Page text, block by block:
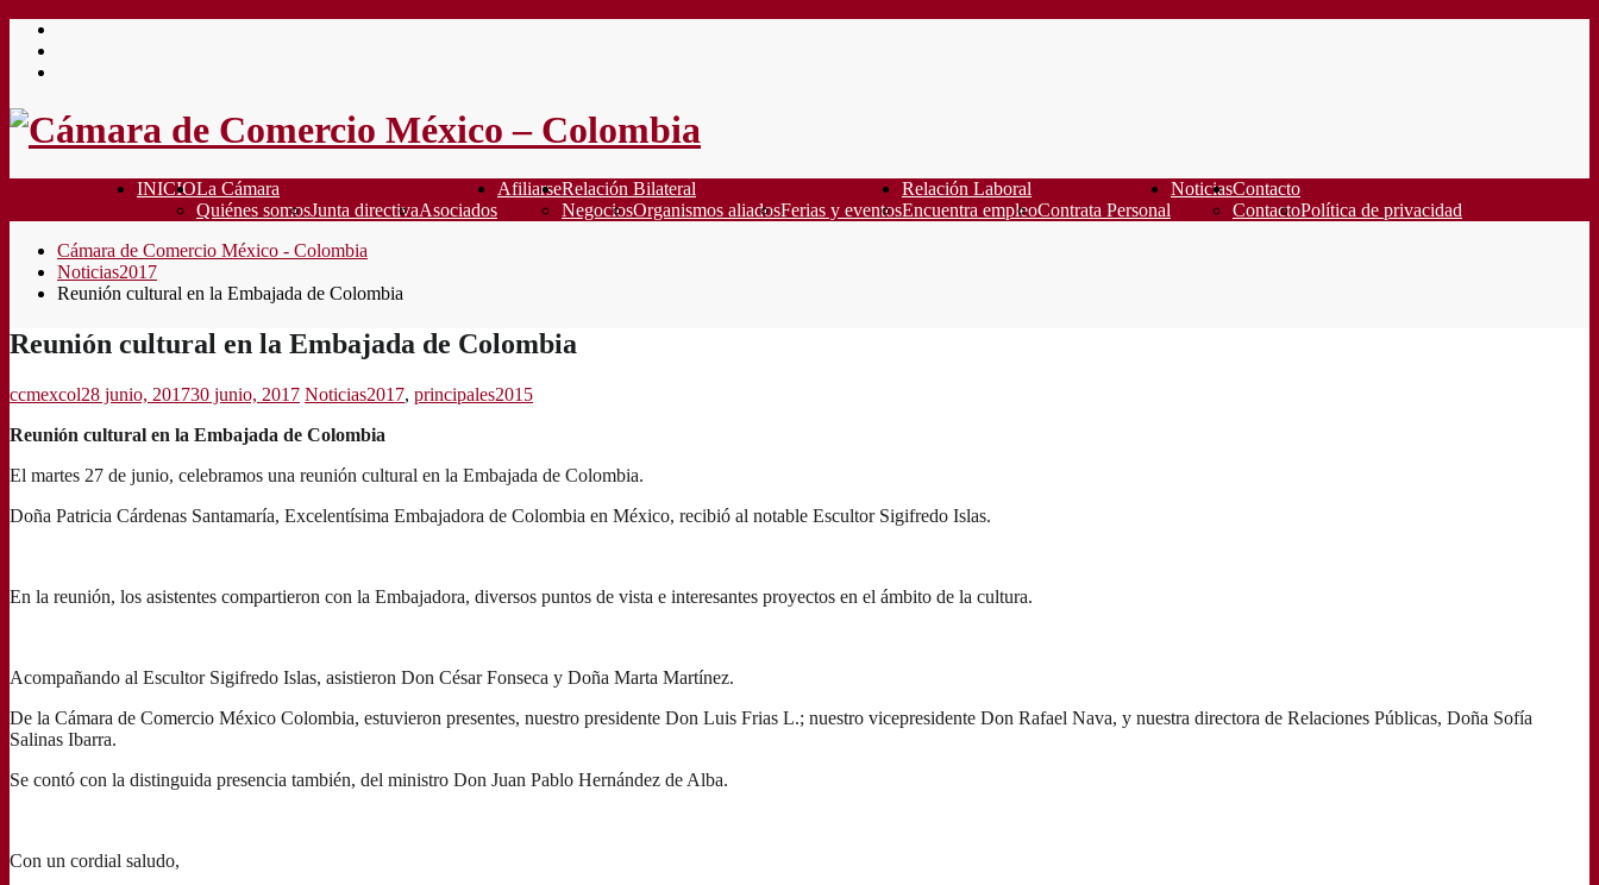
Saltar
contenido
INICIOLa Cámara
Quiénes somosJunta directivaAsociados
AfiliarseRelación Bilateral
NegociosOrganismos aliadosFerias y eventos
Relación Laboral
Encuentra empleoContrata Personal
NoticiasContacto
ContactoPolítica de privacidad
Cámara de Comercio México - Colombia
Noticias2017
Reunión cultural en la Embajada de Colombia
Reunión cultural en la Embajada de Colombia
ccmexcol28 junio, 201730 junio, 2017 Noticias2017, principales2015
Reunión cultural en la Embajada de Colombia
El martes 27 de junio, celebramos una reunión cultural en la Embajada de Colombia.
Doña Patricia Cárdenas Santamaría, Excelentísima Embajadora de Colombia en México, recibió al notable Escultor Sigifredo Islas.
En la reunión, los asistentes compartieron con la Embajadora, diversos puntos de vista e interesantes proyectos en el ámbito de la cultura.
Acompañando al Escultor Sigifredo Islas, asistieron Don César Fonseca y Doña Marta Martínez.
De la Cámara de Comercio México Colombia, estuvieron presentes, nuestro presidente Don Luis Frias L.; nuestro vicepresidente Don Rafael Nava, y nuestra directora de Relaciones Públicas, Doña Sofía
Salinas Ibarra.
Se contó con la distinguida presencia también, del ministro Don Juan Pablo Hernández de Alba.
Con un cordial saludo,